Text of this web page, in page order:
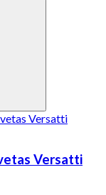
Versatti